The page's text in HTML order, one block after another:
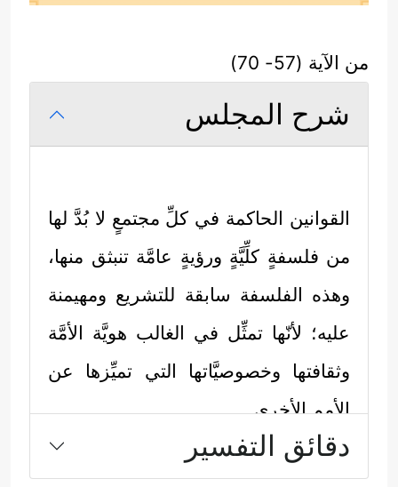
من الآية (57- 70)
شرح المجلس
القوانين الحاكمة في كلِّ مجتمعٍ لا بُدَّ لها
من فلسفةٍ كلِّيَّةٍ ورؤيةٍ عامَّة تنبثق منها،
وهذه الفلسفة سابقة للتشريع ومهيمنة
عليه؛ لأنّها تمثِّل في الغالب هويَّة الأمَّة
وثقافتها وخصوصيَّاتها التي تميِّزها عن
الأمم الأخرى.
والأمة المسلمة ليست بِدعًا ولا استثناءً
دقائق التفسير